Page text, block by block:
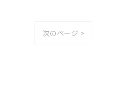
次のページ >